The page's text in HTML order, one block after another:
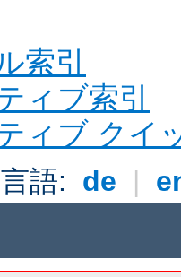
索引
ィブ索引
ィブ クイ
語: de |